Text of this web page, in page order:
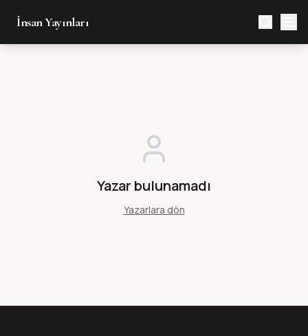
İnsan Yayınları
Yazar bulunamadı
Yazarlara dön